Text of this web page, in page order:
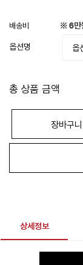
배송비 ※ 6만
옵션명
총 상품 금액
장바구니
상세정보